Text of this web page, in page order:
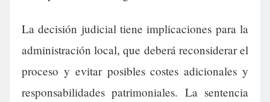
La decisión judicial tiene implicaciones para la
administración local, que deberá reconsiderar el
proceso y evitar posibles costes adicionales y
responsabilidades patrimoniales. La sentencia